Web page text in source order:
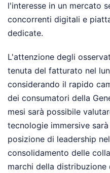
l'interesse in un mercato
concorrenti digitali e
dedicate.
L'attenzione degli
tenuta del fatturato nel
considerando il rapido
dei consumatori della
mesi sarà possibile
tecnologie immersive
posizione di leadership
consolidamento delle
marchi della